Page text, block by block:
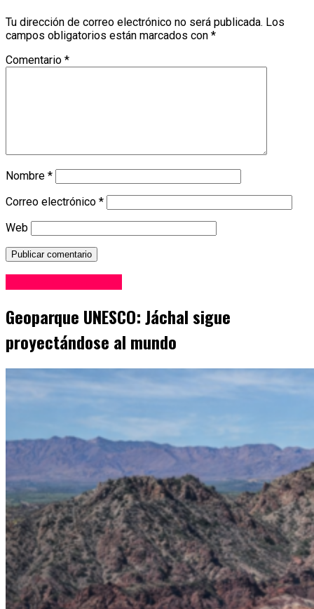
Tu dirección de correo electrónico no será publicada. Los
campos obligatorios están marcados con *
Comentario *
Nombre *
Correo electrónico *
Web
Geoparque UNESCO: Jáchal sigue
proyectándose al mundo